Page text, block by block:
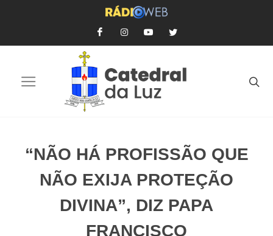
“NÃO HÁ PROFISSÃO QUE
NÃO EXIJA PROTEÇÃO
DIVINA”, DIZ PAPA
FRANCISCO